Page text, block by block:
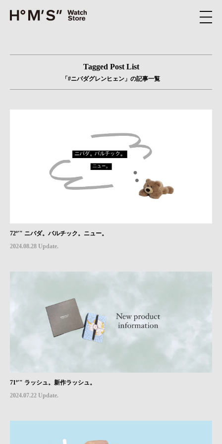
Tagged Post List
「#ニバダグレンヒェン」の記事一覧
72º'" ニバダ。バルチック。ニュー。
2024.08.28 Update.
71º'" ラッシュ。新作ラッシュ。
2024.07.22 Update.